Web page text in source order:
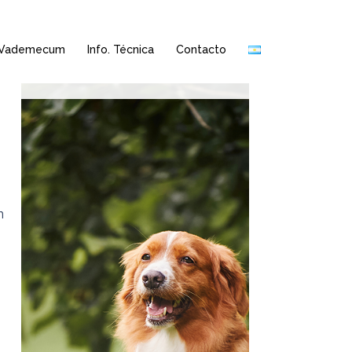
Info. Técnica Contacto